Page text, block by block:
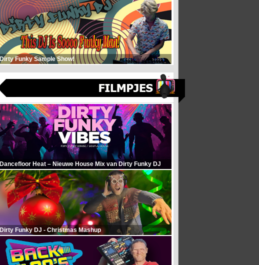
Dirty Funky Sample Show!
Dancefloor Heat – Nieuwe House Mix van Dirty Funky DJ
Dirty Funky DJ - Christmas Mashup